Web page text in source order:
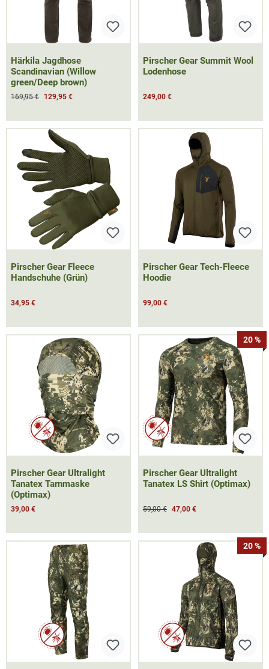
Härkila Jagdhose
Scandinavian (Willow
green/Deep brown)
169,95 € 129,95 €
Pirscher Gear Summit Wool
Lodenhose
249,00 €
Pirscher Gear Fleece
Handschuhe (Grün)
34,95 €
Pirscher Gear Tech-Fleece
Hoodie
99,00 €
Pirscher Gear Ultralight
Tanatex Tarnmaske
(Optimax)
39,00 €
20 %
Pirscher Gear Ultralight
Tanatex LS Shirt (Optimax)
59,00 € 47,00 €
20 %